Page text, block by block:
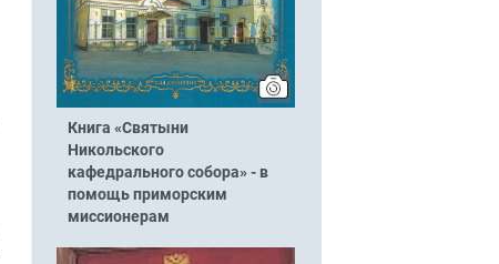
Книга «Святыни
Никольского
кафедрального собора» - в
помощь приморским
миссионерам